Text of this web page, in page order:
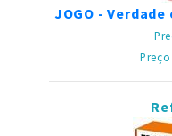
JOGO - Verdade